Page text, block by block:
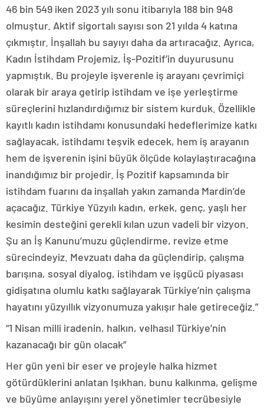
46 bin 549 iken 2023 yılı sonu itibarıyla 188 bin 948
olmuştur. Aktif sigortalı sayısı son 21 yılda 4 katına
çıkmıştır. İnşallah bu sayıyı daha da artıracağız. Ayrıca,
Kadın İstihdam Projemiz, İş-Pozitif’in duyurusunu
yapmıştık. Bu projeyle işverenle iş arayanı çevrimiçi
olarak bir araya getirip istihdam ve işe yerleştirme
süreçlerini hızlandırdığımız bir sistem kurduk. Özellikle
kayıtlı kadın istihdamı konusundaki hedeflerimize katkı
sağlayacak, istihdamı teşvik edecek, hem iş arayanın
hem de işverenin işini büyük ölçüde kolaylaştıracağına
inandığımız bir projedir. İş Pozitif kapsamında bir
istihdam fuarını da inşallah yakın zamanda Mardin’de
açacağız. Türkiye Yüzyılı kadın, erkek, genç, yaşlı her
kesimin desteğini gerekli kılan uzun vadeli bir vizyon.
Şu an İş Kanunu’muzu güçlendirme, revize etme
sürecindeyiz. Mevzuatı daha da güçlendirip, çalışma
barışına, sosyal diyalog, istihdam ve işgücü piyasası
gidişatına olumlu katkı sağlayarak Türkiye’nin çalışma
hayatını yüzyıllık vizyonumuza yakışır hale getireceğiz.”
“1 Nisan milli iradenin, halkın, velhasıl Türkiye’nin
kazanacağı bir gün olacak”
Her gün yeni bir eser ve projeyle halka hizmet
götürdüklerini anlatan Işıkhan, bunu kalkınma, gelişme
ve büyüme anlayışını yerel yönetimler tecrübesiyle